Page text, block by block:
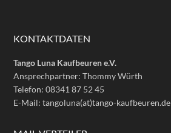
KONTAKTDATEN
Tango Luna Kaufbeuren e.V.
Ansprechpartner: Thommy Würth
Telefon: 08341 87 52 45
E-Mail: tangoluna(at)tango-kaufbeuren.de